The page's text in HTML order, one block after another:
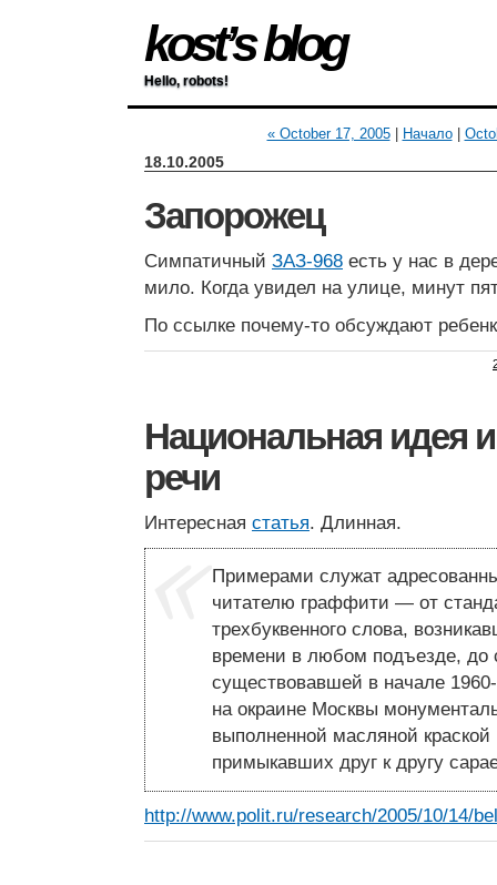
kost’s blog
Hello, robots!
« October 17, 2005| Начало|
18.10.2005
Запорожец
Симпатичный ЗАЗ-968 есть у нас в
мило. Когда увидел на улице, минут
По ссылке почему-то обсуждают
Национальная идея
речи
Интересная статья. Длинная.
Примерами служат
читателю граффити — от
трехбуквенного слова,
времени в любом подъезде, до
существовавшей в начале
на окраине Москвы
выполненной масляной краской
примыкавших друг к другу
http://www.polit.ru/research/2005/10/14/